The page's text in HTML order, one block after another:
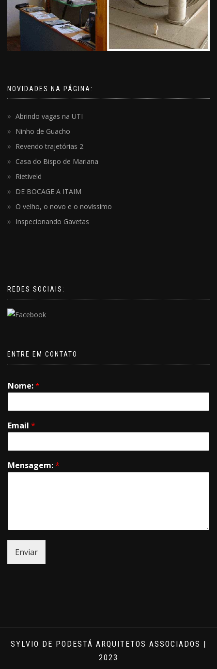
NOVIDADES NA PÁGINA:
Abrindo vagas na UTI
Ninho de Guacho
Revendo trajetórias 2
Casa do Bispo de Mariana
Rietiveld
DE BOCAGE A ITAIM
O velho, o novo e o novíssimo
Inspecionando Gavetas
REDES SOCIAIS:
ENTRE EM CONTATO
Nome:*
Email *
Mensagem:*
Enviar
SYLVIO DE PODESTÁ ARQUITETOS ASSOCIADOS |
2023